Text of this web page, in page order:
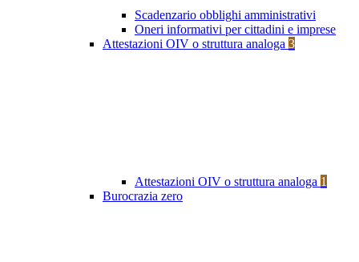
Scadenzario obblighi amministrativi
Oneri informativi per cittadini e imprese
Attestazioni OIV o struttura analoga 3
Attestazioni OIV o struttura analoga 1
Burocrazia zero